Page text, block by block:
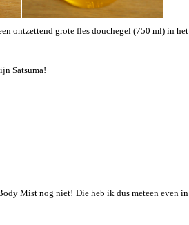
ontzettend grote fles douchegel (750 ml) in het
Satsuma!
Mist nog niet! Die heb ik dus meteen even in